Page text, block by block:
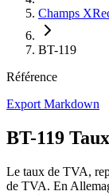
Champs
BT-119
Référence
Export Markdown
BT-119
Le taux de TVA,
de TVA. En